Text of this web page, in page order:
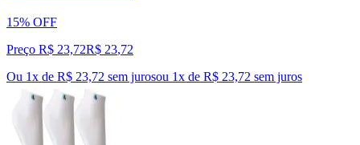
15% OFF
Preço R$ 23,72R$ 23,72
Ou 1x de R$ 23,72 sem jurosou 1x de R$ 23,72 sem juros